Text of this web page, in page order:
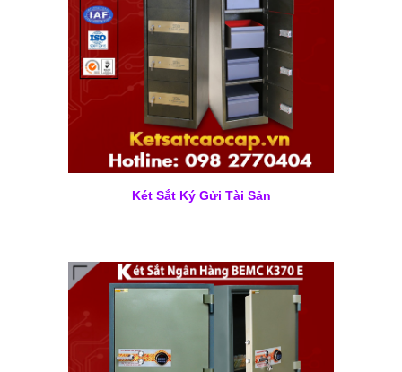
Két Sắt Ký Gửi Tài Sản